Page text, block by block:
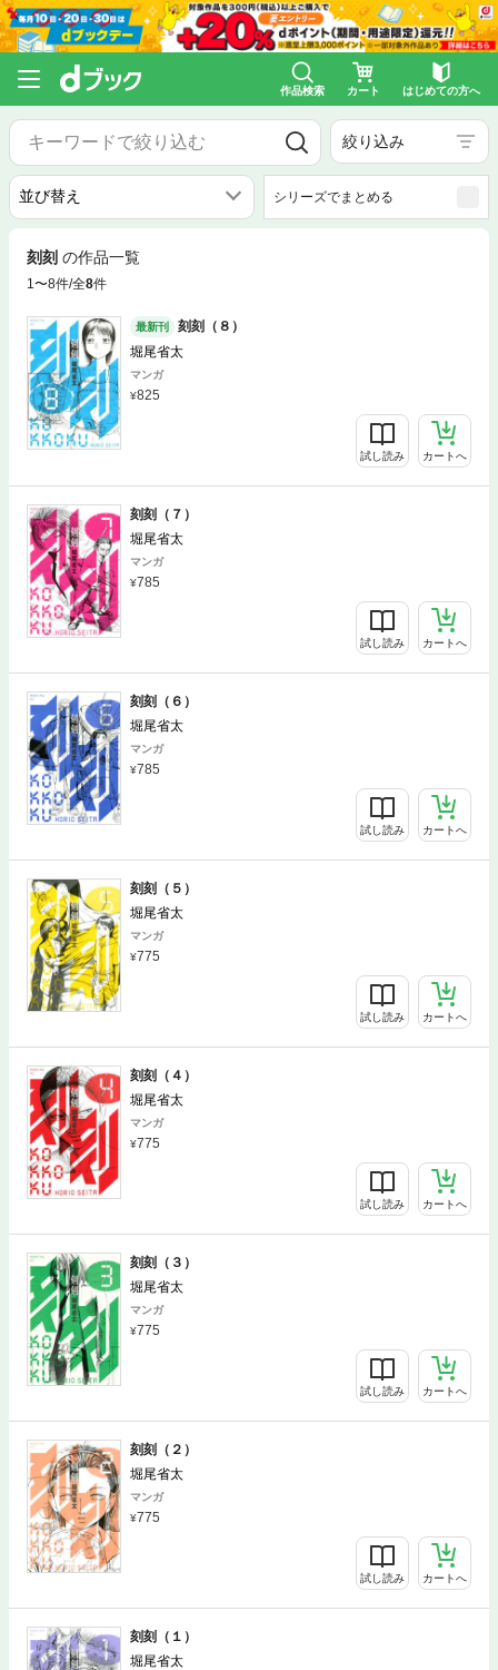
作品検索 カート はじめての方へ
絞り込み
シリーズでまとめる
刻刻 の作品一覧
1〜8件/全8件
最新刊
刻刻（８）
堀尾省太
マンガ
825
試し読み カートへ
刻刻（７）
堀尾省太
マンガ
785
試し読み カートへ
刻刻（６）
堀尾省太
マンガ
785
試し読み カートへ
刻刻（５）
堀尾省太
マンガ
775
試し読み カートへ
刻刻（４）
堀尾省太
マンガ
775
試し読み カートへ
刻刻（３）
堀尾省太
マンガ
775
試し読み カートへ
刻刻（２）
堀尾省太
マンガ
775
試し読み カートへ
刻刻（１）
堀尾省太